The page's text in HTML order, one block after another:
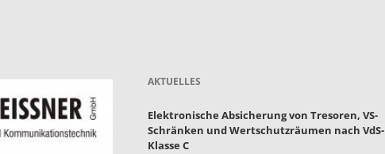
AKTUELLES
Elektronische Absicherung von Tresoren, VS-
Schränken und Wertschutzräumen nach VdS-
Klasse C